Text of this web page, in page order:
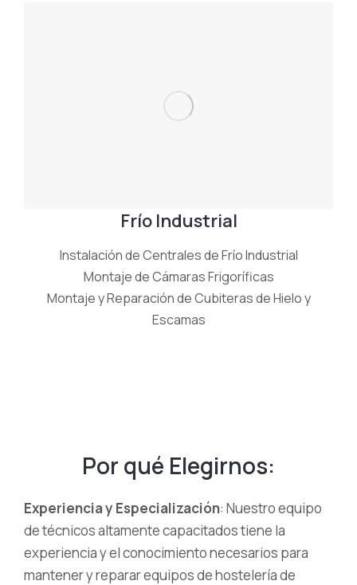
Frío Industrial
Instalación de Centrales de Frío Industrial
Montaje de Cámaras Frigoríficas
Montaje y Reparación de Cubiteras de Hielo y
Escamas
Por qué Elegirnos:
Experiencia y Especialización: Nuestro equipo
de técnicos altamente capacitados tiene la
experiencia y el conocimiento necesarios para
mantener y reparar equipos de hostelería de